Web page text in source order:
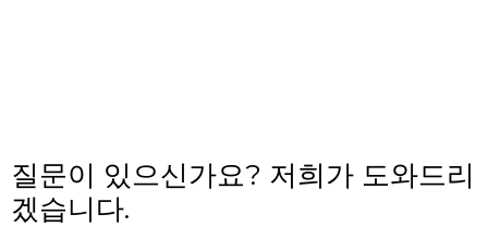
질문이 있으신가요? 저희가 도와드리
겠습니다.